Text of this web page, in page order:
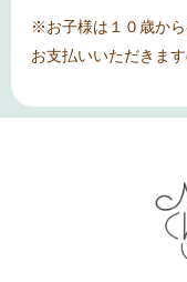
※お子様は１０歳か
お支払いいただきま